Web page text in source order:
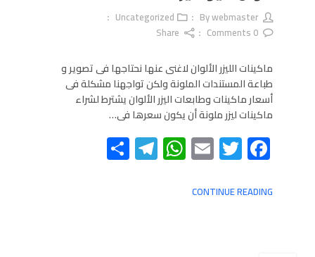
By
webmaster
Uncategorized
0
Share
ماكينات الليزر الألوان لاغنى عنها نحتاجها فى تصوير و
طباعة المستندات الملونة ولكن تواجهنا مشكلة فى
أسعار ماكينات وطابعات اليزر الألوان يشترط لشراء
ماكينات ليزر ملونة أن يكون سعرها فى…
Facebook
Twitter
Email
WhatsApp
Telegram
Share
CONTINUE READING